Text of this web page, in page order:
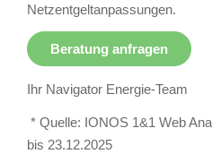
Netzentgeltanpassungen.
Beratung anfragen
Ihr Navigator Energie-Team
* Quelle: IONOS 1&1 Web
bis 23.12.2025